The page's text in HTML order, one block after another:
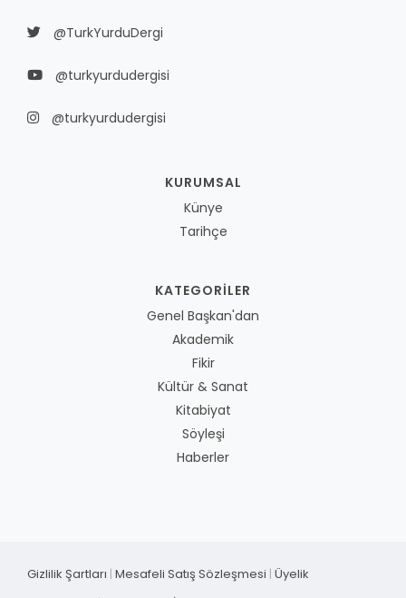
@TurkYurduDergi
@turkyurdudergisi
@turkyurdudergisi
KURUMSAL
Künye
Tarihçe
KATEGORILER
Genel Başkan'dan
Akademik
Fikir
Kültür & Sanat
Kitabiyat
Söyleşi
Haberler
Gizlilik Şartları | Mesafeli Satış Sözleşmesi | Üyelik